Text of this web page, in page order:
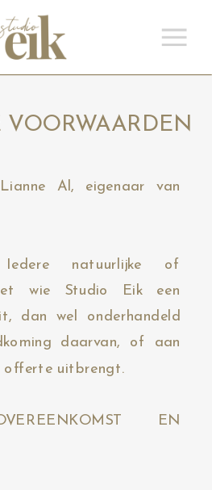
Al, eigenaar van
Iedere natuurlijke of
wie Studio Eik een
dan wel onderhandeld
daarvan, of aan
offerte uitbrengt.
EN